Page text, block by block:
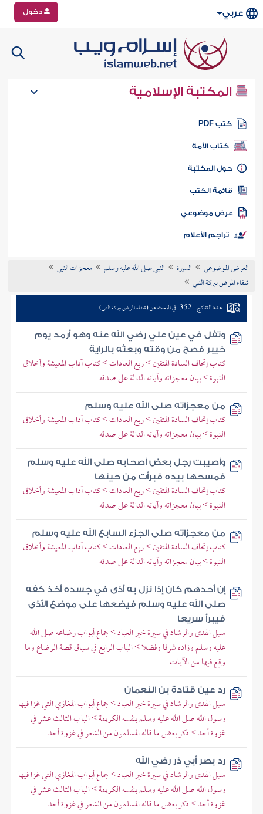
عربي دخول
المكتبة الإسلامية
كتب PDF
كتاب الأمة
المكتبة
الكتب
موضوعي
تراجم الأعلام
العرض الموضوعي السيرة النبي صلى الله عليه وسلم
معجزات النبي
شفاء المرض ببركة النبي
عدد النتائج : 352 في البحث عن (شفاء المرض ببركة النبي)
وتفل في عين علي رضي الله عنه وهو أرمد يوم
خيبر فصح من وقته وبعثه بالراية
كتاب إتحاف السادة المتقين > ربع العادات > كتاب آداب المعيشة وأخلاق
النبوة > بيان معجزاته وآياته الدالة على صدقه
من معجزاته صلى الله عليه وسلم
كتاب إتحاف السادة المتقين > ربع العادات > كتاب آداب المعيشة وأخلاق
النبوة > بيان معجزاته وآياته الدالة على صدقه
وأصيبت رجل بعض أصحابه صلى الله عليه وسلم
فمسحها بيده فبرأت من حينها
كتاب إتحاف السادة المتقين > ربع العادات > كتاب آداب المعيشة وأخلاق
النبوة > بيان معجزاته وآياته الدالة على صدقه
من معجزاته صلى الجزء السابع الله عليه وسلم
كتاب إتحاف السادة المتقين > ربع العادات > كتاب آداب المعيشة وأخلاق
النبوة > بيان معجزاته وآياته الدالة على صدقه
إن أحدهم كان إذا نزل به أذى في جسده أخذ كفه
صلى الله عليه وسلم فيضعها على موضع الأذى
فيبرأ سريعا
سبل الهدى والرشاد في سيرة خير العباد > جماع أبواب رضاعه صلى الله
عليه وسلم وزاده شرفا وفضلا > الباب الرابع في سياق قصة الرضاع وما
وقع فيها من الآيات
رد عين قتادة بن النعمان
سبل الهدى والرشاد في سيرة خير العباد > جماع أبواب المغازي التي غزا فيها
رسول الله صلى الله عليه وسلم بنفسه الكريمة > الباب الثالث عشر في
غزوة أحد > ذكر بعض ما قاله المسلمون من الشعر في غزوة أحد
رد بصر أبي ذر رضي الله
سبل الهدى والرشاد في سيرة خير العباد > جماع أبواب المغازي التي غزا فيها
رسول الله صلى الله عليه وسلم بنفسه الكريمة > الباب الثالث عشر في
غزوة أحد > ذكر بعض ما قاله المسلمون من الشعر في غزوة أحد